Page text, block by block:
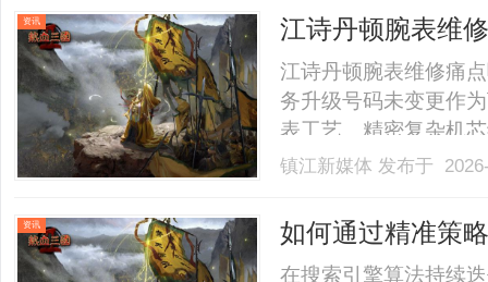
资讯
江诗丹顿腕表维
店400电话服务
江诗丹顿腕表维修痛
务升级号码未变更作
表工艺、精密复杂机
标杆。旗下纵横四海
2026年腕表行业调研
镇江新媒体 发布于
资讯 如何通过精准策
在搜索引擎算法持续